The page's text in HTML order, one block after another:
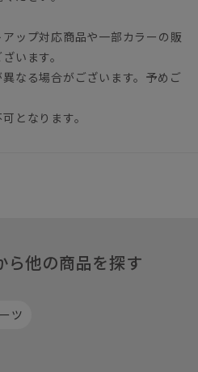
ップ対応商品や一部カラーの販
います。
なる場合がございます。予めご
となります。
ら他の商品を探す
ツ